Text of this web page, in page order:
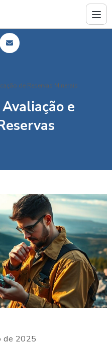
de Reservas Minerais
e
de 2025